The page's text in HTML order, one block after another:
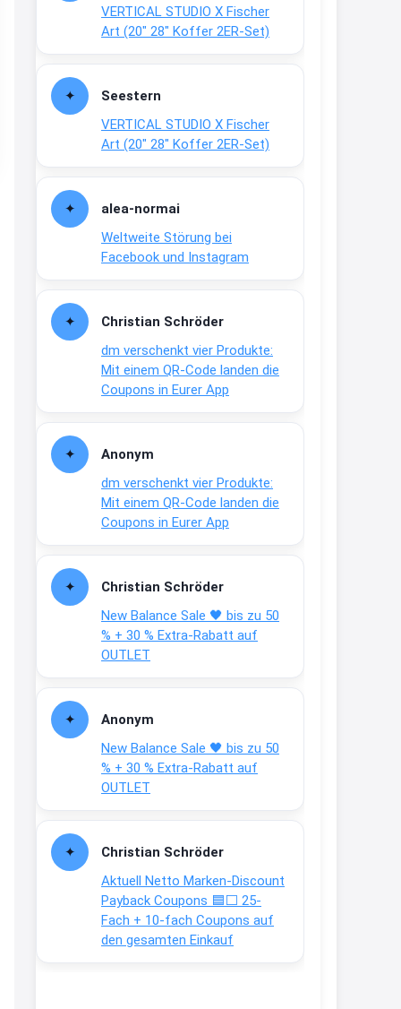
VERTICAL STUDIO X Fischer
Art (20″ 28″ Koffer 2ER-Set)
Seestern
VERTICAL STUDIO X Fischer
Art (20″ 28″ Koffer 2ER-Set)
alea-normai
Weltweite Störung bei
Facebook und Instagram
Christian Schröder
dm verschenkt vier Produkte:
Mit einem QR-Code landen die
Coupons in Eurer App
Anonym
dm verschenkt vier Produkte:
Mit einem QR-Code landen die
Coupons in Eurer App
Christian Schröder
New Balance Sale 🖤 bis zu 50
% + 30 % Extra-Rabatt auf
OUTLET
Anonym
New Balance Sale 🖤 bis zu 50
% + 30 % Extra-Rabatt auf
OUTLET
Christian Schröder
Aktuell Netto Marken-Discount
Payback Coupons 🟦⬜ 25-
Fach + 10-fach Coupons auf
den gesamten Einkauf
dich zu sehen, alles gut?
15:01
An 01.08. / Sensodyne Rabatt 3€
/ max. 15.000www.erlebe-
↩
www.meineapotheke.de/
2:19
↩
Joachim
www.linda.de/vorteile/coupons/...
2:21
↩
Gratis Hitzewarn-Aufkleber /
verfärbt sich ab 28 Grad /siehe
Text weiter unten
shop.bioeg.de/aufkleber-
achtun...
↩
Joachim
Gratis personalisierte 7-Tage
Ration Micronährstoffe/ Vitamine
↩
Joachim